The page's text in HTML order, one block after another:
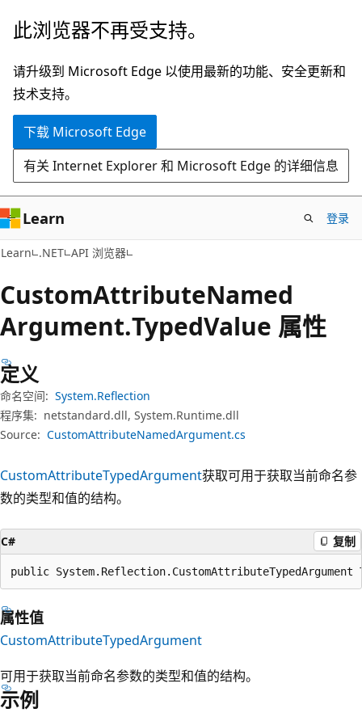
跳
主
要
内
跳
页
内
导
此浏览器不再受支持。
请升级到 Microsoft Edge 以使用最新的功能、安全更新和
技术支持。
下载 Microsoft Edge
有关 Internet Explorer 和 Microsoft Edge 的详细信息
Learn 登录
Learn .NET API 浏览器
CustomAttributeNamed
Argument.TypedValue 属性
定义
命名空间: System.Reflection
程序集: netstandard.dll, System.Runtime.dll
Source: CustomAttributeNamedArgument.cs
CustomAttributeTypedArgument获取可用于获取当前命名参
数的类型和值的结构。
C# 复制
public
属性值
CustomAttributeTypedArgument
可用于获取当前命名参数的类型和值的结构。
示例